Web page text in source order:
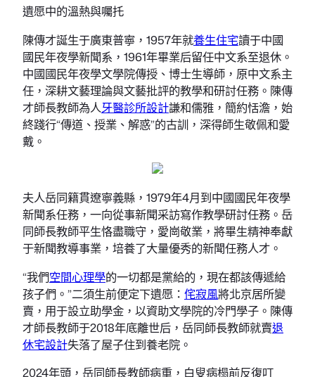
遺愿中的溫熱與囑托
陳傳才誕生于廣東普寧，1957年就養生住宅讀于中國
國民年夜學新聞系，1961年畢業后留任中文系至退休。
中國國民年夜學文學院傳授、博士生導師，原中文系主
任，深耕文藝理論與文藝批評的教學和研討任務。陳傳
才師長教師為人牙醫診所設計謙和儒雅，簡約恬澹，始
終踐行“傳道、授業、解惑”的古訓，深得師生敬佩和愛
戴。
夫人岳同籍貫遼寧義縣，1979年4月到中國國民年夜學
新聞系任務，一向從事新聞采訪寫作教學研討任務。岳
同師長教師平生恪盡職守，愛崗敬業，將畢生精神奉獻
于新聞教導事業，培養了大量優秀的新聞任務人才。
“我們空間心理學的一切都是黨給的，現在都該傳遞給
孩子們。”二須生前便定下遺愿： 侘寂風將北京居所變
賣，用于設立助學金，以資助文學院的冷門學子。陳傳
才師長教師于2018年底離世后，岳同師長教師就賣退
休宅設計失落了屋子住到養老院。
2024年頭，岳同師長教師病重，白叟病榻前反復叮